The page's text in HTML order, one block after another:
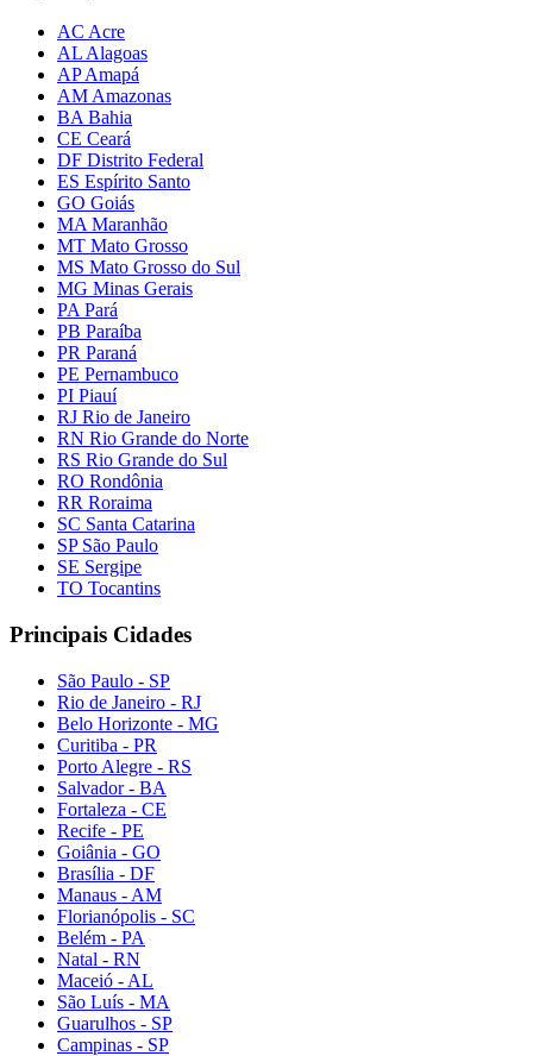
AC Acre
AL Alagoas
AP Amapá
AM Amazonas
BA Bahia
CE Ceará
DF Distrito Federal
ES Espírito Santo
GO Goiás
MA Maranhão
MT Mato Grosso
MS Mato Grosso do Sul
MG Minas Gerais
PA Pará
PB Paraíba
PR Paraná
PE Pernambuco
PI Piauí
RJ Rio de Janeiro
RN Rio Grande do Norte
RS Rio Grande do Sul
RO Rondônia
RR Roraima
SC Santa Catarina
SP São Paulo
SE Sergipe
TO Tocantins
Principais Cidades
São Paulo - SP
Rio de Janeiro - RJ
Belo Horizonte - MG
Curitiba - PR
Porto Alegre - RS
Salvador - BA
Fortaleza - CE
Recife - PE
Goiânia - GO
Brasília - DF
Manaus - AM
Florianópolis - SC
Belém - PA
Natal - RN
Maceió - AL
São Luís - MA
Guarulhos - SP
Campinas - SP